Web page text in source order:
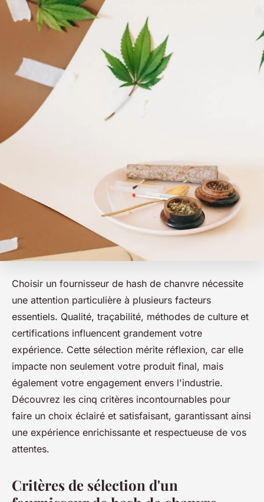
Choisir un fournisseur de hash de chanvre nécessite
une attention particulière à plusieurs facteurs
essentiels. Qualité, traçabilité, méthodes de culture et
certifications influencent grandement votre
expérience. Cette sélection mérite réflexion, car elle
impacte non seulement votre produit final, mais
également votre engagement envers l'industrie.
Découvrez les cinq critères incontournables pour
faire un choix éclairé et satisfaisant, garantissant ainsi
une expérience enrichissante et respectueuse de vos
attentes.
Critères de sélection d'un